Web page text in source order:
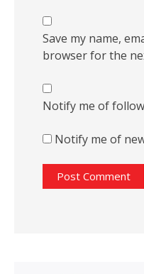
Save my name,
browser for the
Notify me of
Notify me of